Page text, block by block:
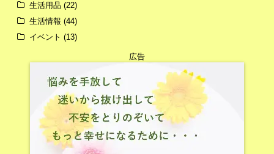
生活用品 (22)
生活情報 (44)
イベント (13)
広告